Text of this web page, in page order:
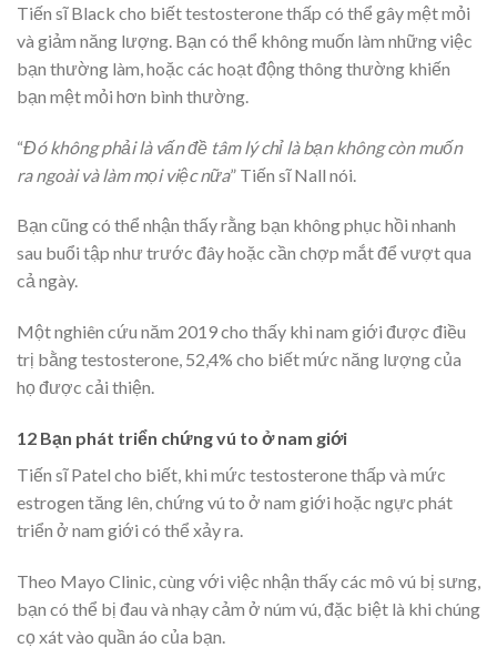
Tiến sĩ Black cho biết testosterone thấp có thể gây mệt mỏi
và giảm năng lượng. Bạn có thể không muốn làm những việc
bạn thường làm, hoặc các hoạt động thông thường khiến
bạn mệt mỏi hơn bình thường.
“Đó không phải là vấn đề tâm lý chỉ là bạn không còn muốn
ra ngoài và làm mọi việc nữa” Tiến sĩ Nall nói.
Bạn cũng có thể nhận thấy rằng bạn không phục hồi nhanh
sau buổi tập như trước đây hoặc cần chợp mắt để vượt qua
cả ngày.
Một nghiên cứu năm 2019 cho thấy khi nam giới được điều
trị bằng testosterone, 52,4% cho biết mức năng lượng của
họ được cải thiện.
12 Bạn phát triển chứng vú to ở nam giới
Tiến sĩ Patel cho biết, khi mức testosterone thấp và mức
estrogen tăng lên, chứng vú to ở nam giới hoặc ngực phát
triển ở nam giới có thể xảy ra.
Theo Mayo Clinic, cùng với việc nhận thấy các mô vú bị sưng,
bạn có thể bị đau và nhạy cảm ở núm vú, đặc biệt là khi chúng
cọ xát vào quần áo của bạn.